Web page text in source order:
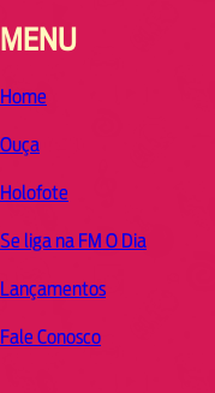
MENU
Home
Ouça
Holofote
Se liga na FM O Dia
Lançamentos
Fale Conosco